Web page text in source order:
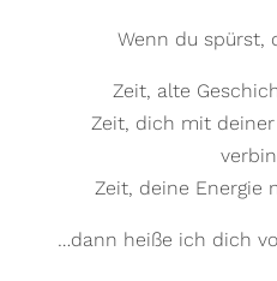
Wenn du spürst,
Zeit, alte
Zeit, dich mit
Zeit, deine Energie
…dann heiße ich dich